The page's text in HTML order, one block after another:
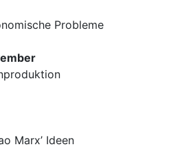
Probleme
Marx’ Ideen